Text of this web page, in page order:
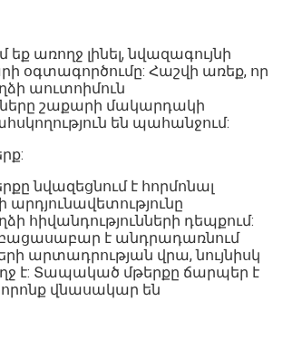
առողջ լինել, նվազագույնի
օգտագործումը: Հաշվի առեք, որ
աուտոիմուն
շաքարի մակարդակի
են պահանջում:
նվազեցնում է հորմոնալ
արդյունավետությունը
հիվանդությունների դեպքում:
բացասաբար է անդրադառնում
արտադրության վրա, նույնիսկ
է: Տապակած մթերքը ճարպեր է
վնասակար են